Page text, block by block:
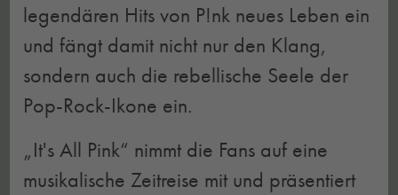
legendären Hits von P!nk neues Leben ein
und fängt damit nicht nur den Klang,
sondern auch die rebellische Seele der
Pop-Rock-Ikone ein.
„It's All Pink“ nimmt die Fans auf eine
musikalische Zeitreise mit und präsentiert